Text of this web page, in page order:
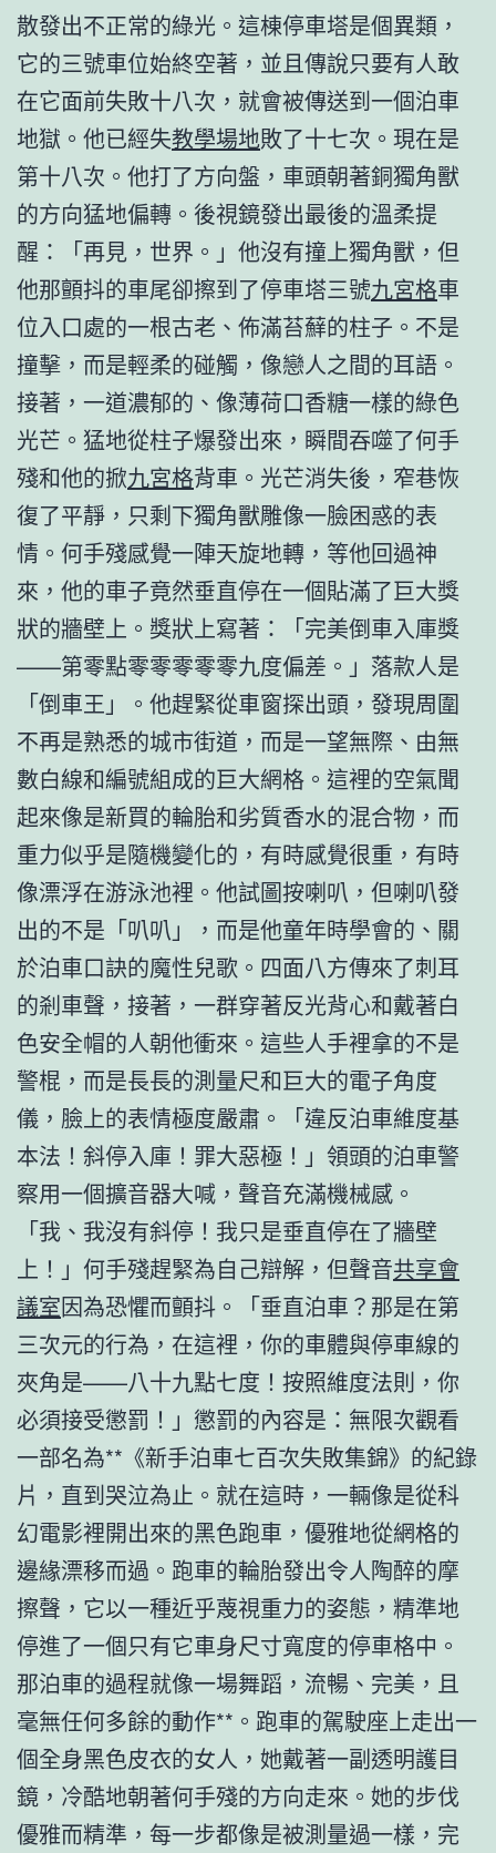
散發出不正常的綠光。這棟停車塔是個異類，
它的三號車位始終空著，並且傳說只要有人敢
在它面前失敗十八次，就會被傳送到一個泊車
地獄。他已經失教學場地敗了十七次。現在是
第十八次。他打了方向盤，車頭朝著銅獨角獸
的方向猛地偏轉。後視鏡發出最後的溫柔提
醒：「再見，世界。」他沒有撞上獨角獸，但
他那顫抖的車尾卻擦到了停車塔三號九宮格車
位入口處的一根古老、佈滿苔蘚的柱子。不是
撞擊，而是輕柔的碰觸，像戀人之間的耳語。
接著，一道濃郁的、像薄荷口香糖一樣的綠色
光芒。猛地從柱子爆發出來，瞬間吞噬了何手
殘和他的掀九宮格背車。光芒消失後，窄巷恢
復了平靜，只剩下獨角獸雕像一臉困惑的表
情。何手殘感覺一陣天旋地轉，等他回過神
來，他的車子竟然垂直停在一個貼滿了巨大獎
狀的牆壁上。獎狀上寫著：「完美倒車入庫獎
——第零點零零零零零九度偏差。」落款人是
「倒車王」。他趕緊從車窗探出頭，發現周圍
不再是熟悉的城市街道，而是一望無際、由無
數白線和編號組成的巨大網格。這裡的空氣聞
起來像是新買的輪胎和劣質香水的混合物，而
重力似乎是隨機變化的，有時感覺很重，有時
像漂浮在游泳池裡。他試圖按喇叭，但喇叭發
出的不是「叭叭」，而是他童年時學會的、關
於泊車口訣的魔性兒歌。四面八方傳來了刺耳
的剎車聲，接著，一群穿著反光背心和戴著白
色安全帽的人朝他衝來。這些人手裡拿的不是
警棍，而是長長的測量尺和巨大的電子角度
儀，臉上的表情極度嚴肅。「違反泊車維度基
本法！斜停入庫！罪大惡極！」領頭的泊車警
察用一個擴音器大喊，聲音充滿機械感。
「我、我沒有斜停！我只是垂直停在了牆壁
上！」何手殘趕緊為自己辯解，但聲音共享會
議室因為恐懼而顫抖。「垂直泊車？那是在第
三次元的行為，在這裡，你的車體與停車線的
夾角是——八十九點七度！按照維度法則，你
必須接受懲罰！」懲罰的內容是：無限次觀看
一部名為**《新手泊車七百次失敗集錦》的紀錄
片，直到哭泣為止。就在這時，一輛像是從科
幻電影裡開出來的黑色跑車，優雅地從網格的
邊緣漂移而過。跑車的輪胎發出令人陶醉的摩
擦聲，它以一種近乎蔑視重力的姿態，精準地
停進了一個只有它車身尺寸寬度的停車格中。
那泊車的過程就像一場舞蹈，流暢、完美，且
毫無任何多餘的動作**。跑車的駕駛座上走出一
個全身黑色皮衣的女人，她戴著一副透明護目
鏡，冷酷地朝著何手殘的方向走來。她的步伐
優雅而精準，每一步都像是被測量過一樣，完